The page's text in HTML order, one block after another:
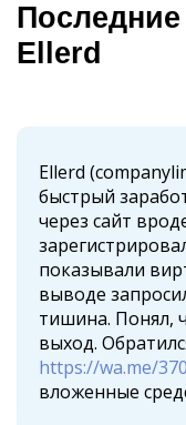
Ellerd
Ellerd
быстрый
через сайт
показывали
выводе
тишина. Понял,
выход.
https://wa.me/
вложенные